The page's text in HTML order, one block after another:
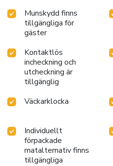
Munskydd finns
tillgängliga för
gäster
Kontaktlös
incheckning och
utcheckning är
tillgänglig
Väckarklocka
Individuellt
förpackade
matalternativ finns
tillgängliga